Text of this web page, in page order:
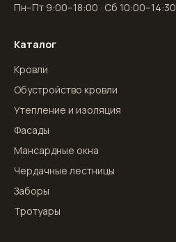
Пн–Пт 9:00–18:00 · Сб 10:00–14:30
Каталог
Кровли
Обустройство кровли
Утепление и изоляция
Фасады
Мансардные окна
Чердачные лестницы
Заборы
Тротуары